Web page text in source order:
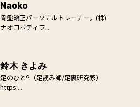
Naoko
骨盤矯正パーソナルトレーナー。(株)
ナオコボディワ...
鈴木 きよみ
足のひと®（足読み師/足裏研究家）
https:...